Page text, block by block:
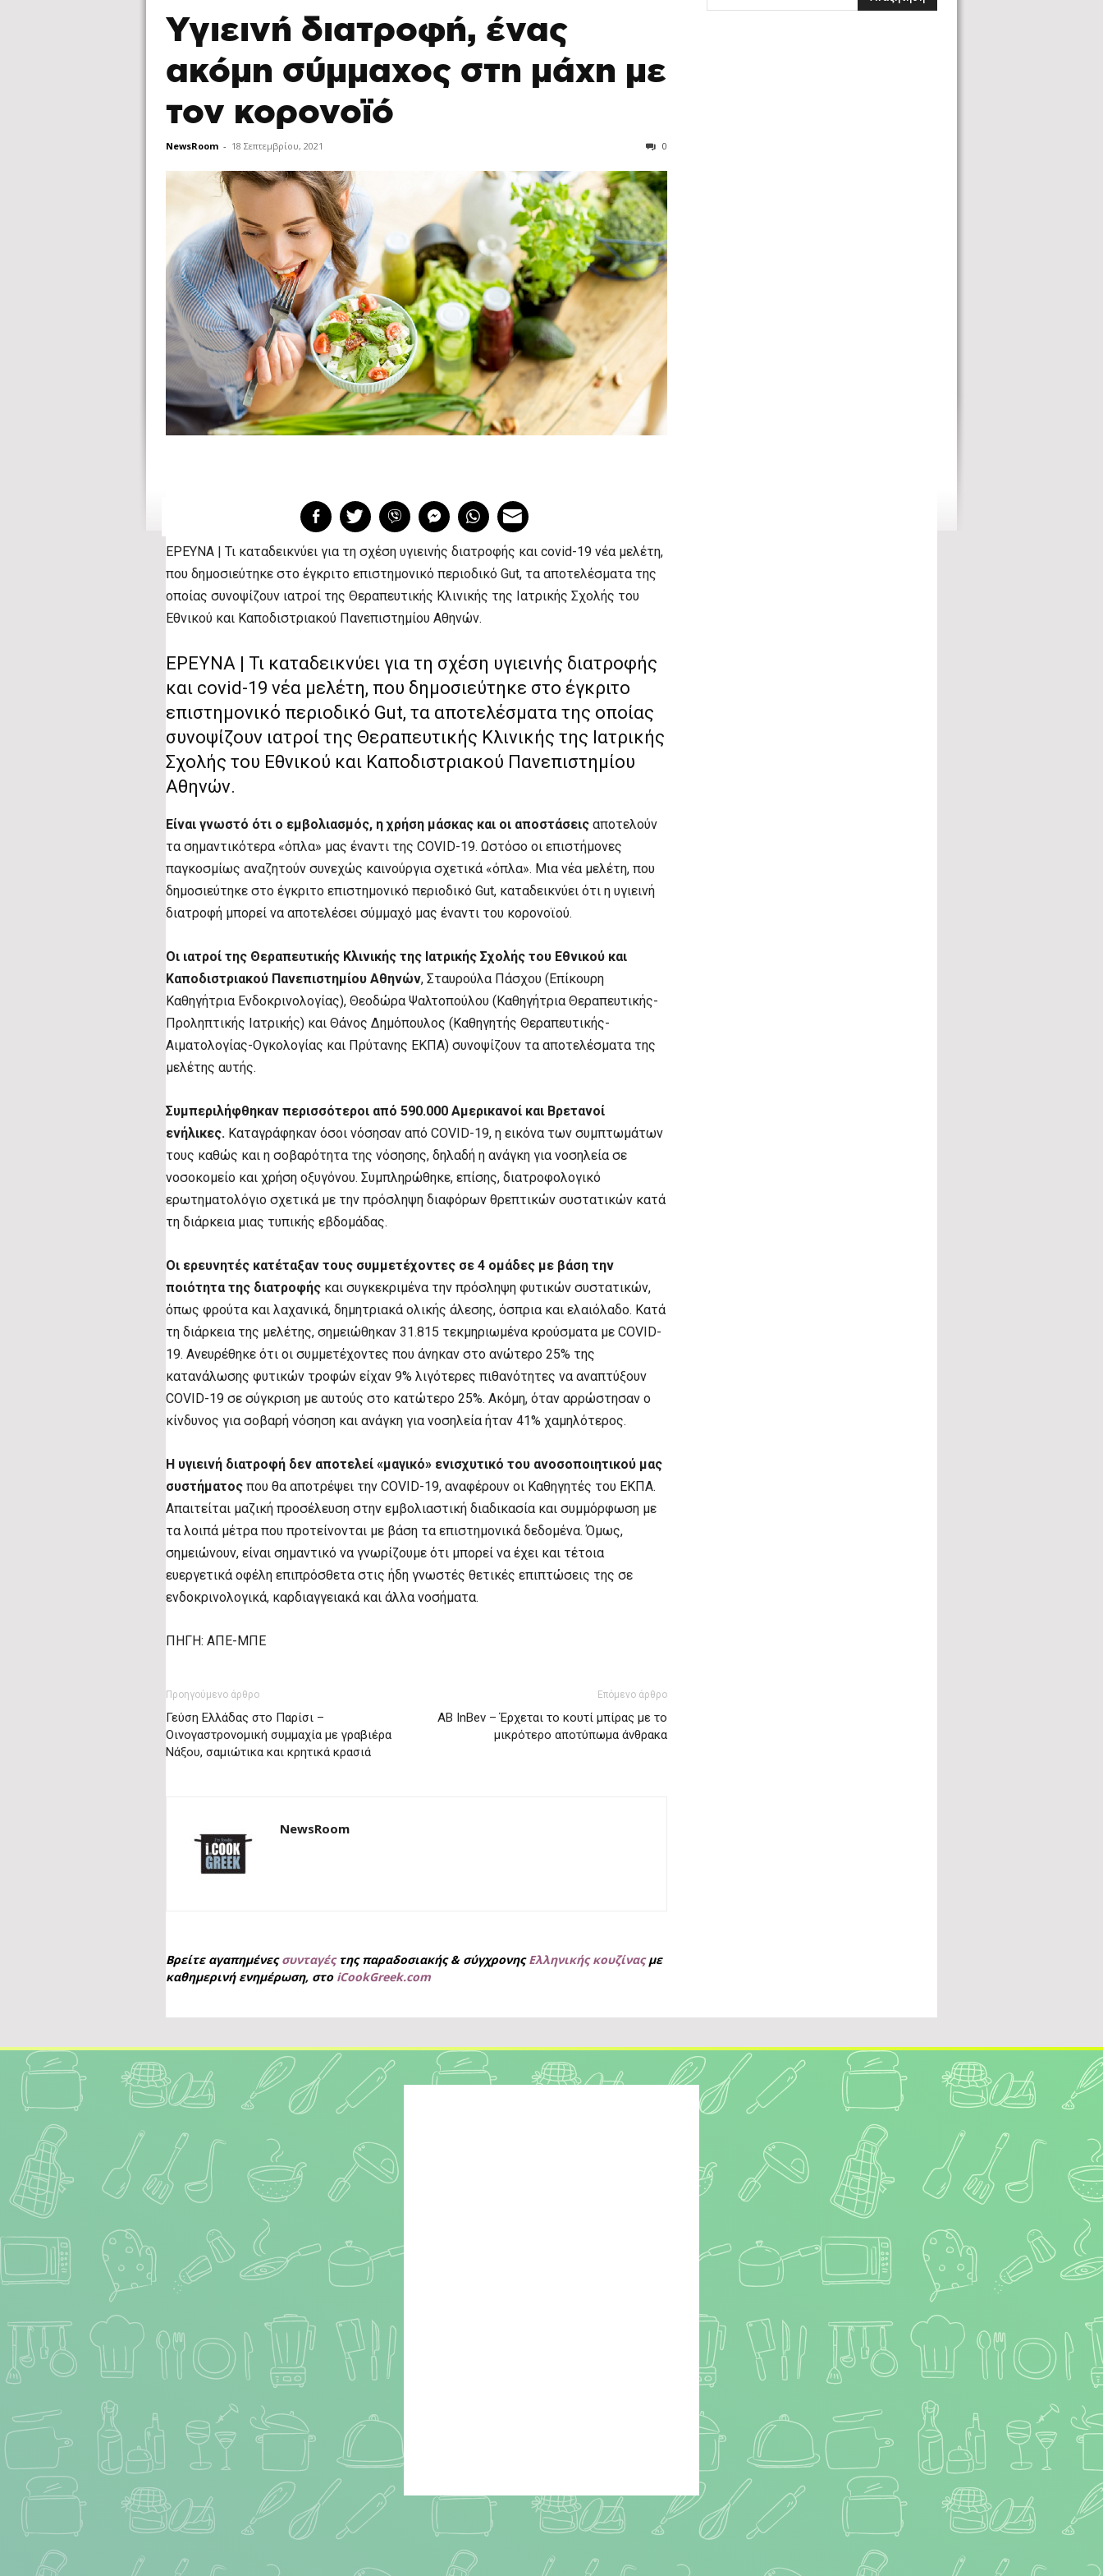
Υγιεινή διατροφή, ένας
ακόμη σύμμαχος στη μάχη με
τον κορονοϊό
NewsRoom - 18 Σεπτεμβρίου, 2021 0
ΕΡΕΥΝΑ | Τι καταδεικνύει για τη σχέση υγιεινής διατροφής και covid-19 νέα μελέτη,
που δημοσιεύτηκε στο έγκριτο επιστημονικό περιοδικό Gut, τα αποτελέσματα της
οποίας συνοψίζουν ιατροί της Θεραπευτικής Κλινικής της Ιατρικής Σχολής του
Εθνικού και Καποδιστριακού Πανεπιστημίου Αθηνών.
ΕΡΕΥΝΑ | Τι καταδεικνύει για τη σχέση υγιεινής διατροφής
και covid-19 νέα μελέτη, που δημοσιεύτηκε στο έγκριτο
επιστημονικό περιοδικό Gut, τα αποτελέσματα της οποίας
συνοψίζουν ιατροί της Θεραπευτικής Κλινικής της Ιατρικής
Σχολής του Εθνικού και Καποδιστριακού Πανεπιστημίου
Αθηνών.
Είναι γνωστό ότι ο εμβολιασμός, η χρήση μάσκας και οι αποστάσεις αποτελούν
τα σημαντικότερα «όπλα» μας έναντι της COVID-19. Ωστόσο οι επιστήμονες
παγκοσμίως αναζητούν συνεχώς καινούργια σχετικά «όπλα». Μια νέα μελέτη, που
δημοσιεύτηκε στο έγκριτο επιστημονικό περιοδικό Gut, καταδεικνύει ότι η υγιεινή
διατροφή μπορεί να αποτελέσει σύμμαχό μας έναντι του κορονοϊού.
Οι ιατροί της Θεραπευτικής Κλινικής της Ιατρικής Σχολής του Εθνικού και
Καποδιστριακού Πανεπιστημίου Αθηνών, Σταυρούλα Πάσχου (Επίκουρη
Καθηγήτρια Ενδοκρινολογίας), Θεοδώρα Ψαλτοπούλου (Καθηγήτρια Θεραπευτικής-
Προληπτικής Ιατρικής) και Θάνος Δημόπουλος (Καθηγητής Θεραπευτικής-
Αιματολογίας-Ογκολογίας και Πρύτανης ΕΚΠΑ) συνοψίζουν τα αποτελέσματα της
μελέτης αυτής.
Συμπεριλήφθηκαν περισσότεροι από 590.000 Αμερικανοί και Βρετανοί
ενήλικες. Καταγράφηκαν όσοι νόσησαν από COVID-19, η εικόνα των συμπτωμάτων
τους καθώς και η σοβαρότητα της νόσησης, δηλαδή η ανάγκη για νοσηλεία σε
νοσοκομείο και χρήση οξυγόνου. Συμπληρώθηκε, επίσης, διατροφολογικό
ερωτηματολόγιο σχετικά με την πρόσληψη διαφόρων θρεπτικών συστατικών κατά
τη διάρκεια μιας τυπικής εβδομάδας.
Οι ερευνητές κατέταξαν τους συμμετέχοντες σε 4 ομάδες με βάση την
ποιότητα της διατροφής και συγκεκριμένα την πρόσληψη φυτικών συστατικών,
όπως φρούτα και λαχανικά, δημητριακά ολικής άλεσης, όσπρια και ελαιόλαδο. Κατά
τη διάρκεια της μελέτης, σημειώθηκαν 31.815 τεκμηριωμένα κρούσματα με COVID-
19. Ανευρέθηκε ότι οι συμμετέχοντες που άνηκαν στο ανώτερο 25% της
κατανάλωσης φυτικών τροφών είχαν 9% λιγότερες πιθανότητες να αναπτύξουν
COVID-19 σε σύγκριση με αυτούς στο κατώτερο 25%. Ακόμη, όταν αρρώστησαν ο
κίνδυνος για σοβαρή νόσηση και ανάγκη για νοσηλεία ήταν 41% χαμηλότερος.
Η υγιεινή διατροφή δεν αποτελεί «μαγικό» ενισχυτικό του ανοσοποιητικού μας
συστήματος που θα αποτρέψει την COVID-19, αναφέρουν οι Καθηγητές του ΕΚΠΑ.
Απαιτείται μαζική προσέλευση στην εμβολιαστική διαδικασία και συμμόρφωση με
τα λοιπά μέτρα που προτείνονται με βάση τα επιστημονικά δεδομένα. Όμως,
σημειώνουν, είναι σημαντικό να γνωρίζουμε ότι μπορεί να έχει και τέτοια
ευεργετικά οφέλη επιπρόσθετα στις ήδη γνωστές θετικές επιπτώσεις της σε
ενδοκρινολογικά, καρδιαγγειακά και άλλα νοσήματα.
ΠΗΓΗ: ΑΠΕ-ΜΠΕ
Προηγούμενο άρθρο
Γεύση Ελλάδας στο Παρίσι –
Οινογαστρονομική συμμαχία με γραβιέρα
Νάξου, σαμιώτικα και κρητικά κρασιά
Επόμενο άρθρο
AB InBev – Έρχεται το κουτί μπίρας με το
μικρότερο αποτύπωμα άνθρακα
NewsRoom
Βρείτε αγαπημένεςσυνταγέςτης παραδοσιακής & σύγχρονηςΕλληνικής κουζίναςμε
καθημερινή ενημέρωση, στο iCookGreek.com